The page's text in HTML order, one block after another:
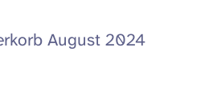
August 2024